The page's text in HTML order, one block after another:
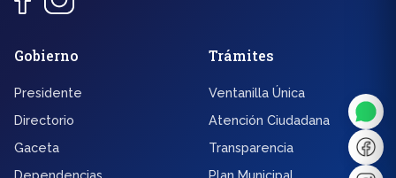
Gobierno
Presidente
Directorio
Gaceta
Trámites
Ventanilla Única
Atención Ciudadana
Transparencia
U̲
❙❙